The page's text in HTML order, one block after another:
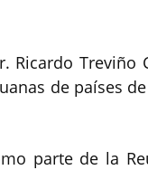
Ricardo Treviño
de países
parte de la